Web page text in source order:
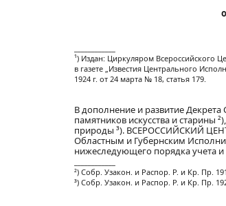
¹) Издан: Циркуляром Всероссийского
в газете „Известия Центрального
1924 г. от 24 марта № 18, статья 179.
В дополнение и развитие
памятников искусства и старины
природы ³). ВСЕРОССИЙСКИЙ
Областным и Губернским
нижеследующего порядка учета
²) Собр. Узакон. и Распор. Р. и Кр. Пр.
³) Собр. Узакон. и Распор. Р. и Кр. Пр.